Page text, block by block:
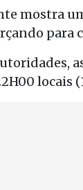
mostra
para
locais